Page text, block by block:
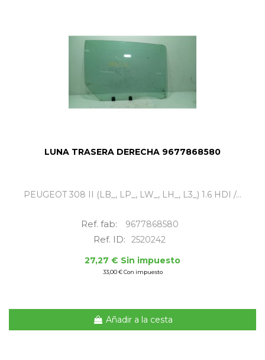
LUNA TRASERA DERECHA 9677868580
PEUGEOT 308 II (LB_, LP_, LW_, LH_, L3_) 1.6 HDI /...
Ref. fab: 9677868580
Ref. ID:
2520242
27,27 € Sin impuesto
33,00 € Con impuesto
Añadir a la cesta